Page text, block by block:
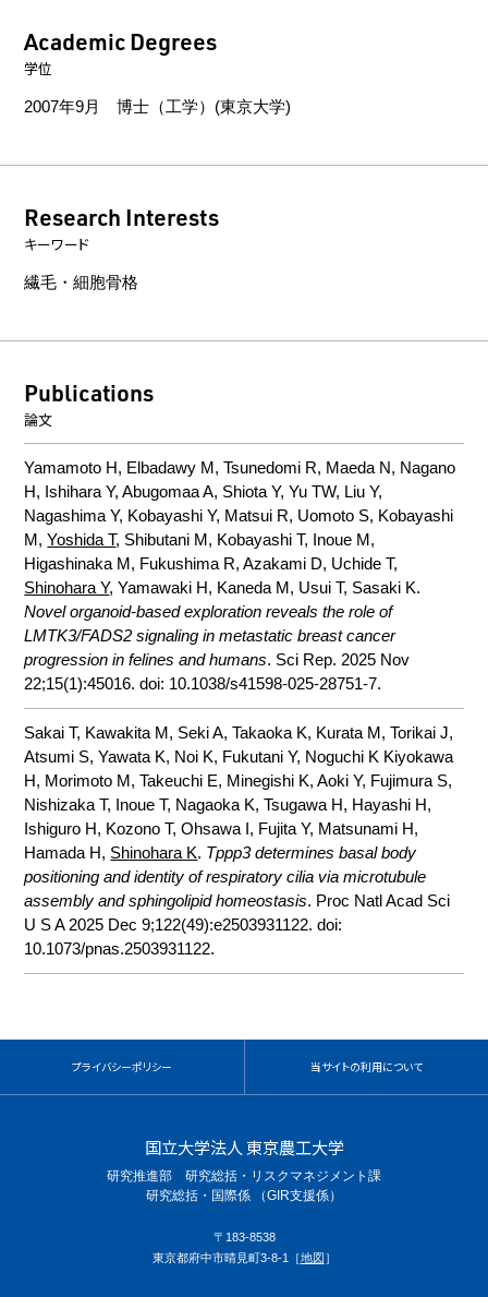
Academic Degrees
学位
2007年9月 博士（工学）(東京大学)
Research Interests
キーワード
繊毛・細胞骨格
Publications
論文
Yamamoto H, Elbadawy M, Tsunedomi R, Maeda N, Nagano
H, Ishihara Y, Abugomaa A, Shiota Y, Yu TW, Liu Y,
Nagashima Y, Kobayashi Y, Matsui R, Uomoto S, Kobayashi
M,Yoshida T, Shibutani M, Kobayashi T, Inoue M,
Higashinaka M, Fukushima R, Azakami D, Uchide T,
Shinohara Y, Yamawaki H, Kaneda M, Usui T, Sasaki K.
Novel organoid-based exploration reveals the role of
LMTK3/FADS2 signaling in metastatic breast cancer
progression in felines and humans. Sci Rep. 2025 Nov
22;15(1):45016. doi: 10.1038/s41598-025-28751-7.
Sakai T, Kawakita M, Seki A, Takaoka K, Kurata M, Torikai J,
Atsumi S, Yawata K, Noi K, Fukutani Y, Noguchi K Kiyokawa
H, Morimoto M, Takeuchi E, Minegishi K, Aoki Y, Fujimura S,
Nishizaka T, Inoue T, Nagaoka K, Tsugawa H, Hayashi H,
Ishiguro H, Kozono T, Ohsawa I, Fujita Y, Matsunami H,
Hamada H, Shinohara K. Tppp3 determines basal body
positioning and identity of respiratory cilia via microtubule
assembly and sphingolipid homeostasis. Proc Natl Acad Sci
U S A 2025 Dec 9;122(49):e2503931122. doi:
10.1073/pnas.2503931122.
プライバシーポリシー 当サイトの利用について
国立大学法人 東京農工大学
研究推進部 研究総括・リスクマネジメント課
研究総括・国際係 （GIR支援係）
〒183-8538
東京都府中市晴見町3-8-1［地図］